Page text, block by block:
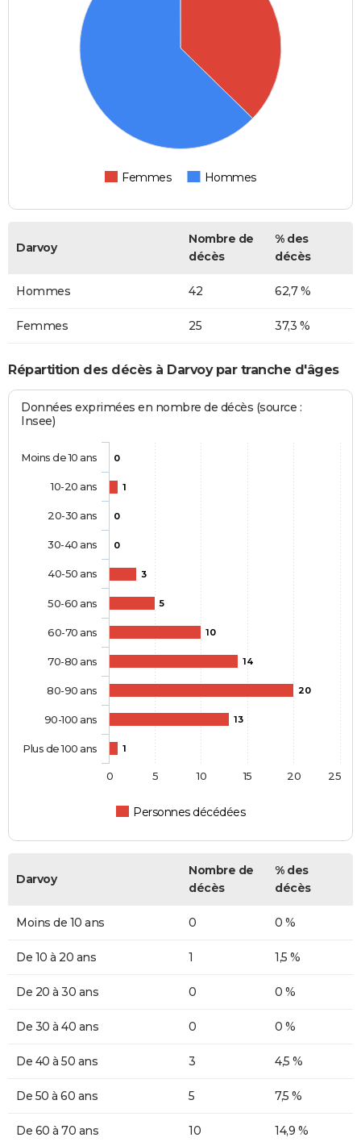
Femmes Hommes
Darvoy
Nombre de
décès
% des
décès
Hommes 42 62,7 %
Femmes 25 37,3 %
Répartition des décès à Darvoy par tranche d'âges
Données exprimées en nombre de décès (source :
Insee)
0
1
0
0
3
5
10
14
20
13
1
Personnes décédées
Moins de 10 ans
10-20 ans
20-30 ans
30-40 ans
40-50 ans
50-60 ans
60-70 ans
70-80 ans
80-90 ans
90-100 ans
Plus de 100 ans
0 5 10 15 20 25
Darvoy
Nombre de
décès
% des
décès
Moins de 10 ans 0 0 %
De 10 à 20 ans 1 1,5 %
De 20 à 30 ans 0 0 %
De 30 à 40 ans 0 0 %
De 40 à 50 ans 3 4,5 %
De 50 à 60 ans 5 7,5 %
De 60 à 70 ans 10 14,9 %